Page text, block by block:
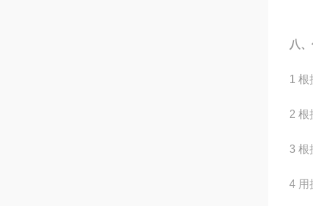
八
1 根
2 根
3 根
4 用